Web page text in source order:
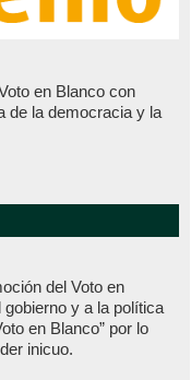
en Blanco con
de la democracia y la
del Voto en
y a la política
en Blanco” por lo
inicuo.